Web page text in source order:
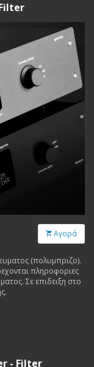
Αγορά
(πολυμπριζο).
πληροφοριες
Σε επιδειξη στο
- Filter